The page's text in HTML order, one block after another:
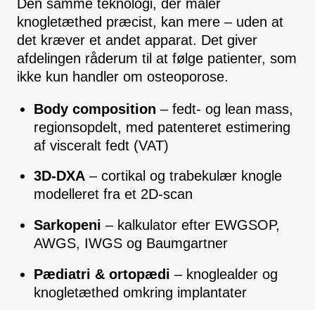
Den samme teknologi, der måler
knogletæthed præcist, kan mere – uden at
det kræver et andet apparat. Det giver
afdelingen råderum til at følge patienter, som
ikke kun handler om osteoporose.
Body composition – fedt- og lean mass,
regionsopdelt, med patenteret estimering
af visceralt fedt (VAT)
3D-DXA – cortikal og trabekulær knogle
modelleret fra et 2D-scan
Sarkopeni – kalkulator efter EWGSOP,
AWGS, IWGS og Baumgartner
Pædiatri & ortopædi – knoglealder og
knogletæthed omkring implantater